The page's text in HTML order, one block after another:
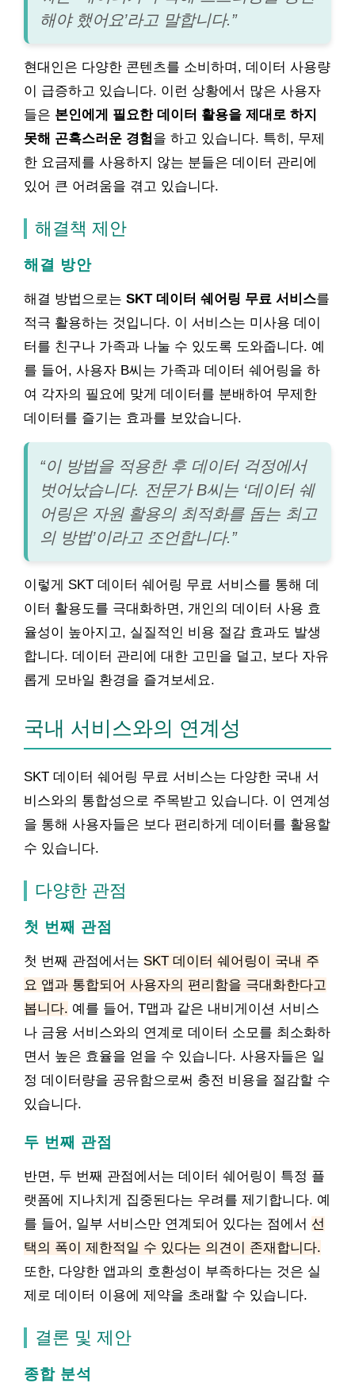
해야 했어요’라고 말합니다.”
현대인은 다양한 콘텐츠를 소비하며, 데이터 사용량
이 급증하고 있습니다. 이런 상황에서 많은 사용자
들은 본인에게 필요한 데이터 활용을 제대로 하지
못해 곤혹스러운 경험을 하고 있습니다. 특히, 무제
한 요금제를 사용하지 않는 분들은 데이터 관리에
있어 큰 어려움을 겪고 있습니다.
해결책 제안
해결 방안
해결 방법으로는 SKT 데이터 쉐어링 무료 서비스를
적극 활용하는 것입니다. 이 서비스는 미사용 데이
터를 친구나 가족과 나눌 수 있도록 도와줍니다. 예
를 들어, 사용자 B씨는 가족과 데이터 쉐어링을 하
여 각자의 필요에 맞게 데이터를 분배하여 무제한
데이터를 즐기는 효과를 보았습니다.
“이 방법을 적용한 후 데이터 걱정에서
벗어났습니다. 전문가 B씨는 ‘데이터 쉐
어링은 자원 활용의 최적화를 돕는 최고
의 방법’이라고 조언합니다.”
이렇게 SKT 데이터 쉐어링 무료 서비스를 통해 데
이터 활용도를 극대화하면, 개인의 데이터 사용 효
율성이 높아지고, 실질적인 비용 절감 효과도 발생
합니다. 데이터 관리에 대한 고민을 덜고, 보다 자유
롭게 모바일 환경을 즐겨보세요.
국내 서비스와의 연계성
SKT 데이터 쉐어링 무료 서비스는 다양한 국내 서
비스와의 통합성으로 주목받고 있습니다. 이 연계성
을 통해 사용자들은 보다 편리하게 데이터를 활용할
수 있습니다.
다양한 관점
첫 번째 관점
첫 번째 관점에서는 SKT 데이터 쉐어링이 국내 주
요 앱과 통합되어 사용자의 편리함을 극대화한다고
봅니다. 예를 들어, T맵과 같은 내비게이션 서비스
나 금융 서비스와의 연계로 데이터 소모를 최소화하
면서 높은 효율을 얻을 수 있습니다. 사용자들은 일
정 데이터량을 공유함으로써 충전 비용을 절감할 수
있습니다.
두 번째 관점
반면, 두 번째 관점에서는 데이터 쉐어링이 특정 플
랫폼에 지나치게 집중된다는 우려를 제기합니다. 예
를 들어, 일부 서비스만 연계되어 있다는 점에서 선
택의 폭이 제한적일 수 있다는 의견이 존재합니다.
또한, 다양한 앱과의 호환성이 부족하다는 것은 실
제로 데이터 이용에 제약을 초래할 수 있습니다.
결론 및 제안
종합 분석